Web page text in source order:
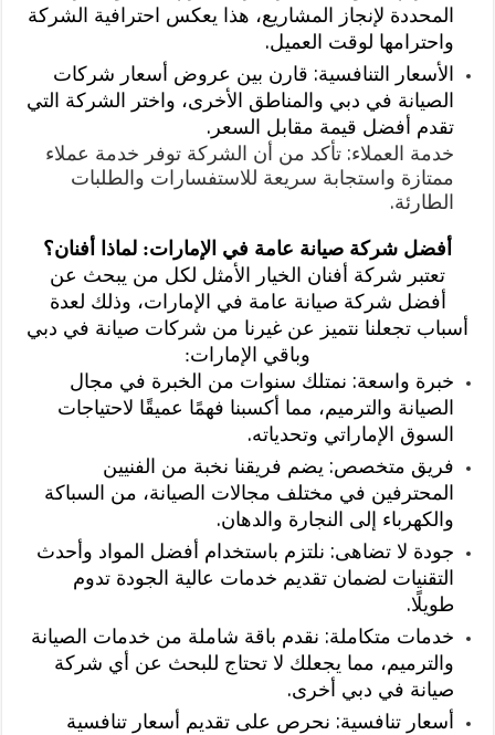
المحددة لإنجاز المشاريع، هذا يعكس احترافية الشركة
واحترامها لوقت العميل.
الأسعار التنافسية: قارن بين عروض أسعار شركات
الصيانة في دبي والمناطق الأخرى، واختر الشركة التي
تقدم أفضل قيمة مقابل السعر.
خدمة العملاء: تأكد من أن الشركة توفر خدمة عملاء
ممتازة واستجابة سريعة للاستفسارات والطلبات
الطارئة.
أفضل شركة صيانة عامة في الإمارات: لماذا أفنان؟
تعتبر شركة أفنان الخيار الأمثل لكل من يبحث عن
أفضل شركة صيانة عامة في الإمارات، وذلك لعدة
أسباب تجعلنا نتميز عن غيرنا من شركات صيانة في دبي
وباقي الإمارات:
خبرة واسعة: نمتلك سنوات من الخبرة في مجال
الصيانة والترميم، مما أكسبنا فهمًا عميقًا لاحتياجات
السوق الإماراتي وتحدياته.
فريق متخصص: يضم فريقنا نخبة من الفنيين
المحترفين في مختلف مجالات الصيانة، من السباكة
والكهرباء إلى النجارة والدهان.
جودة لا تضاهى: نلتزم باستخدام أفضل المواد وأحدث
التقنيات لضمان تقديم خدمات عالية الجودة تدوم
طويلًا.
خدمات متكاملة: نقدم باقة شاملة من خدمات الصيانة
والترميم، مما يجعلك لا تحتاج للبحث عن أي شركة
صيانة في دبي أخرى.
أسعار تنافسية: نحرص على تقديم أسعار تنافسية